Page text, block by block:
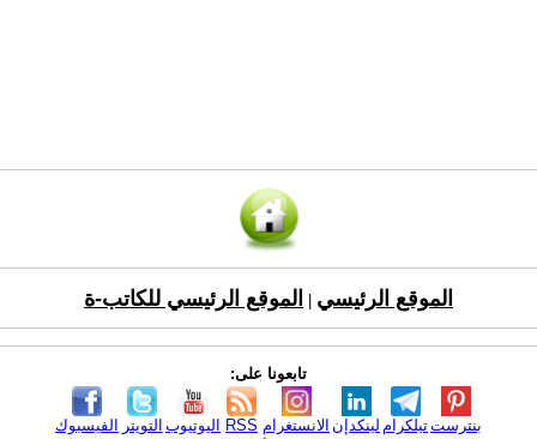
الموقع الرئيسي الموقع الرئيسي للكاتب-ة
تابعونا على:
الفيسبوك التويتر اليوتيوب RSS الانستغرام لينكدإن تيلكرامبنترست